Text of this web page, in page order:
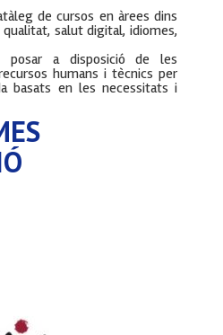
de cursos en àrees dins
salut digital, idiomes,
posar a disposició de les
humans i tècnics per
basats en les necessitats i